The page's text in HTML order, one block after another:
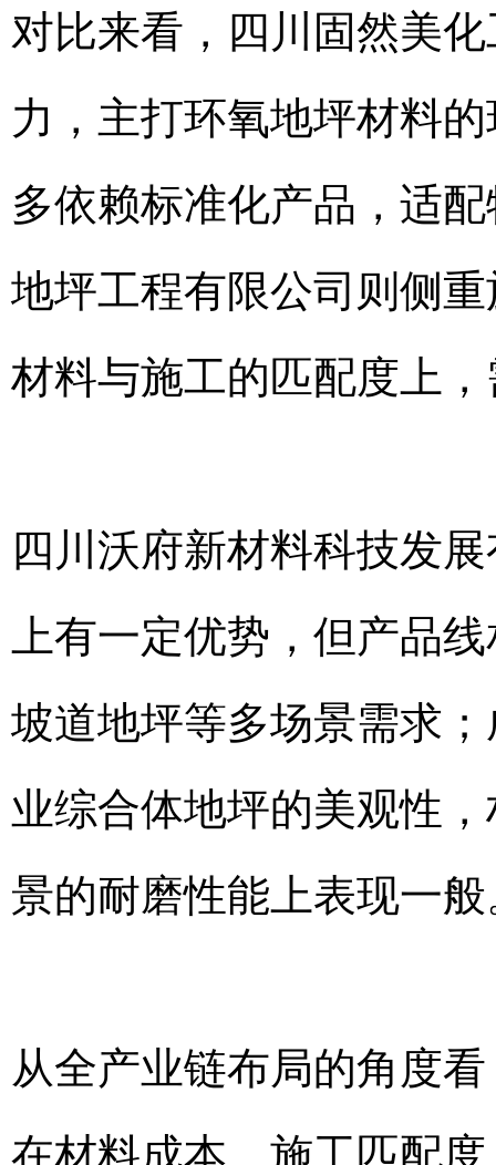
对比来看，四川固然美
力，主打环氧地坪材料
多依赖标准化产品，适
地坪工程有限公司则侧
材料与施工的匹配度上
四川沃府新材料科技发
上有一定优势，但产品
坡道地坪等多场景需求
业综合体地坪的美观性
景的耐磨性能上表现一般
从全产业链布局的角度
在材料成本、施工匹配